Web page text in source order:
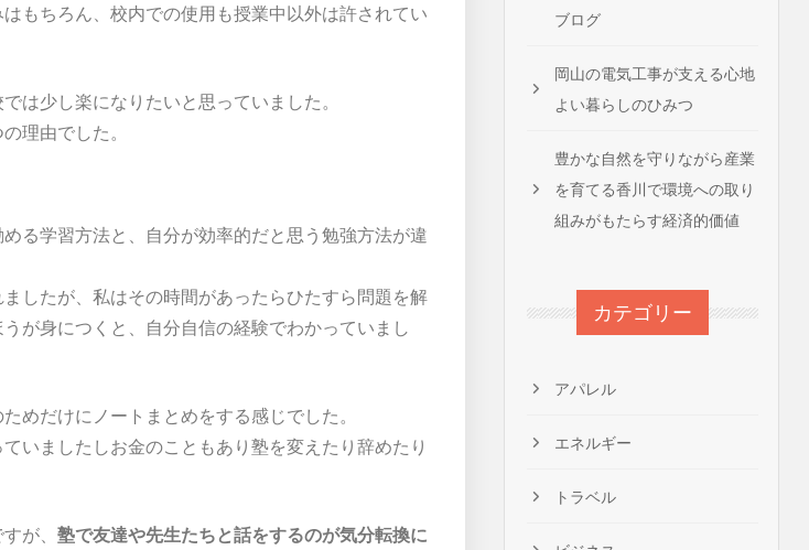
もちろん、校内での使用も授業中以外は許されてい
は少し楽になりたいと思っていました。
理由でした。
る学習方法と、自分が効率的だと思う勉強方法が違
したが、私はその時間があったらひたすら問題を解
が身につくと、自分自信の経験でわかっていまし
めだけにノートまとめをする感じでした。
いましたしお金のこともあり塾を変えたり辞めたり
が、 塾で友達や先生たちと話をするのが気分転換に
ブログ
岡山の電気工事が支える心地
よい暮らしのひみつ
豊かな自然を守りながら産業
を育てる香川で環境への取り
組みがもたらす経済的価値
カテゴリー
アパレル
エネルギー
トラベル